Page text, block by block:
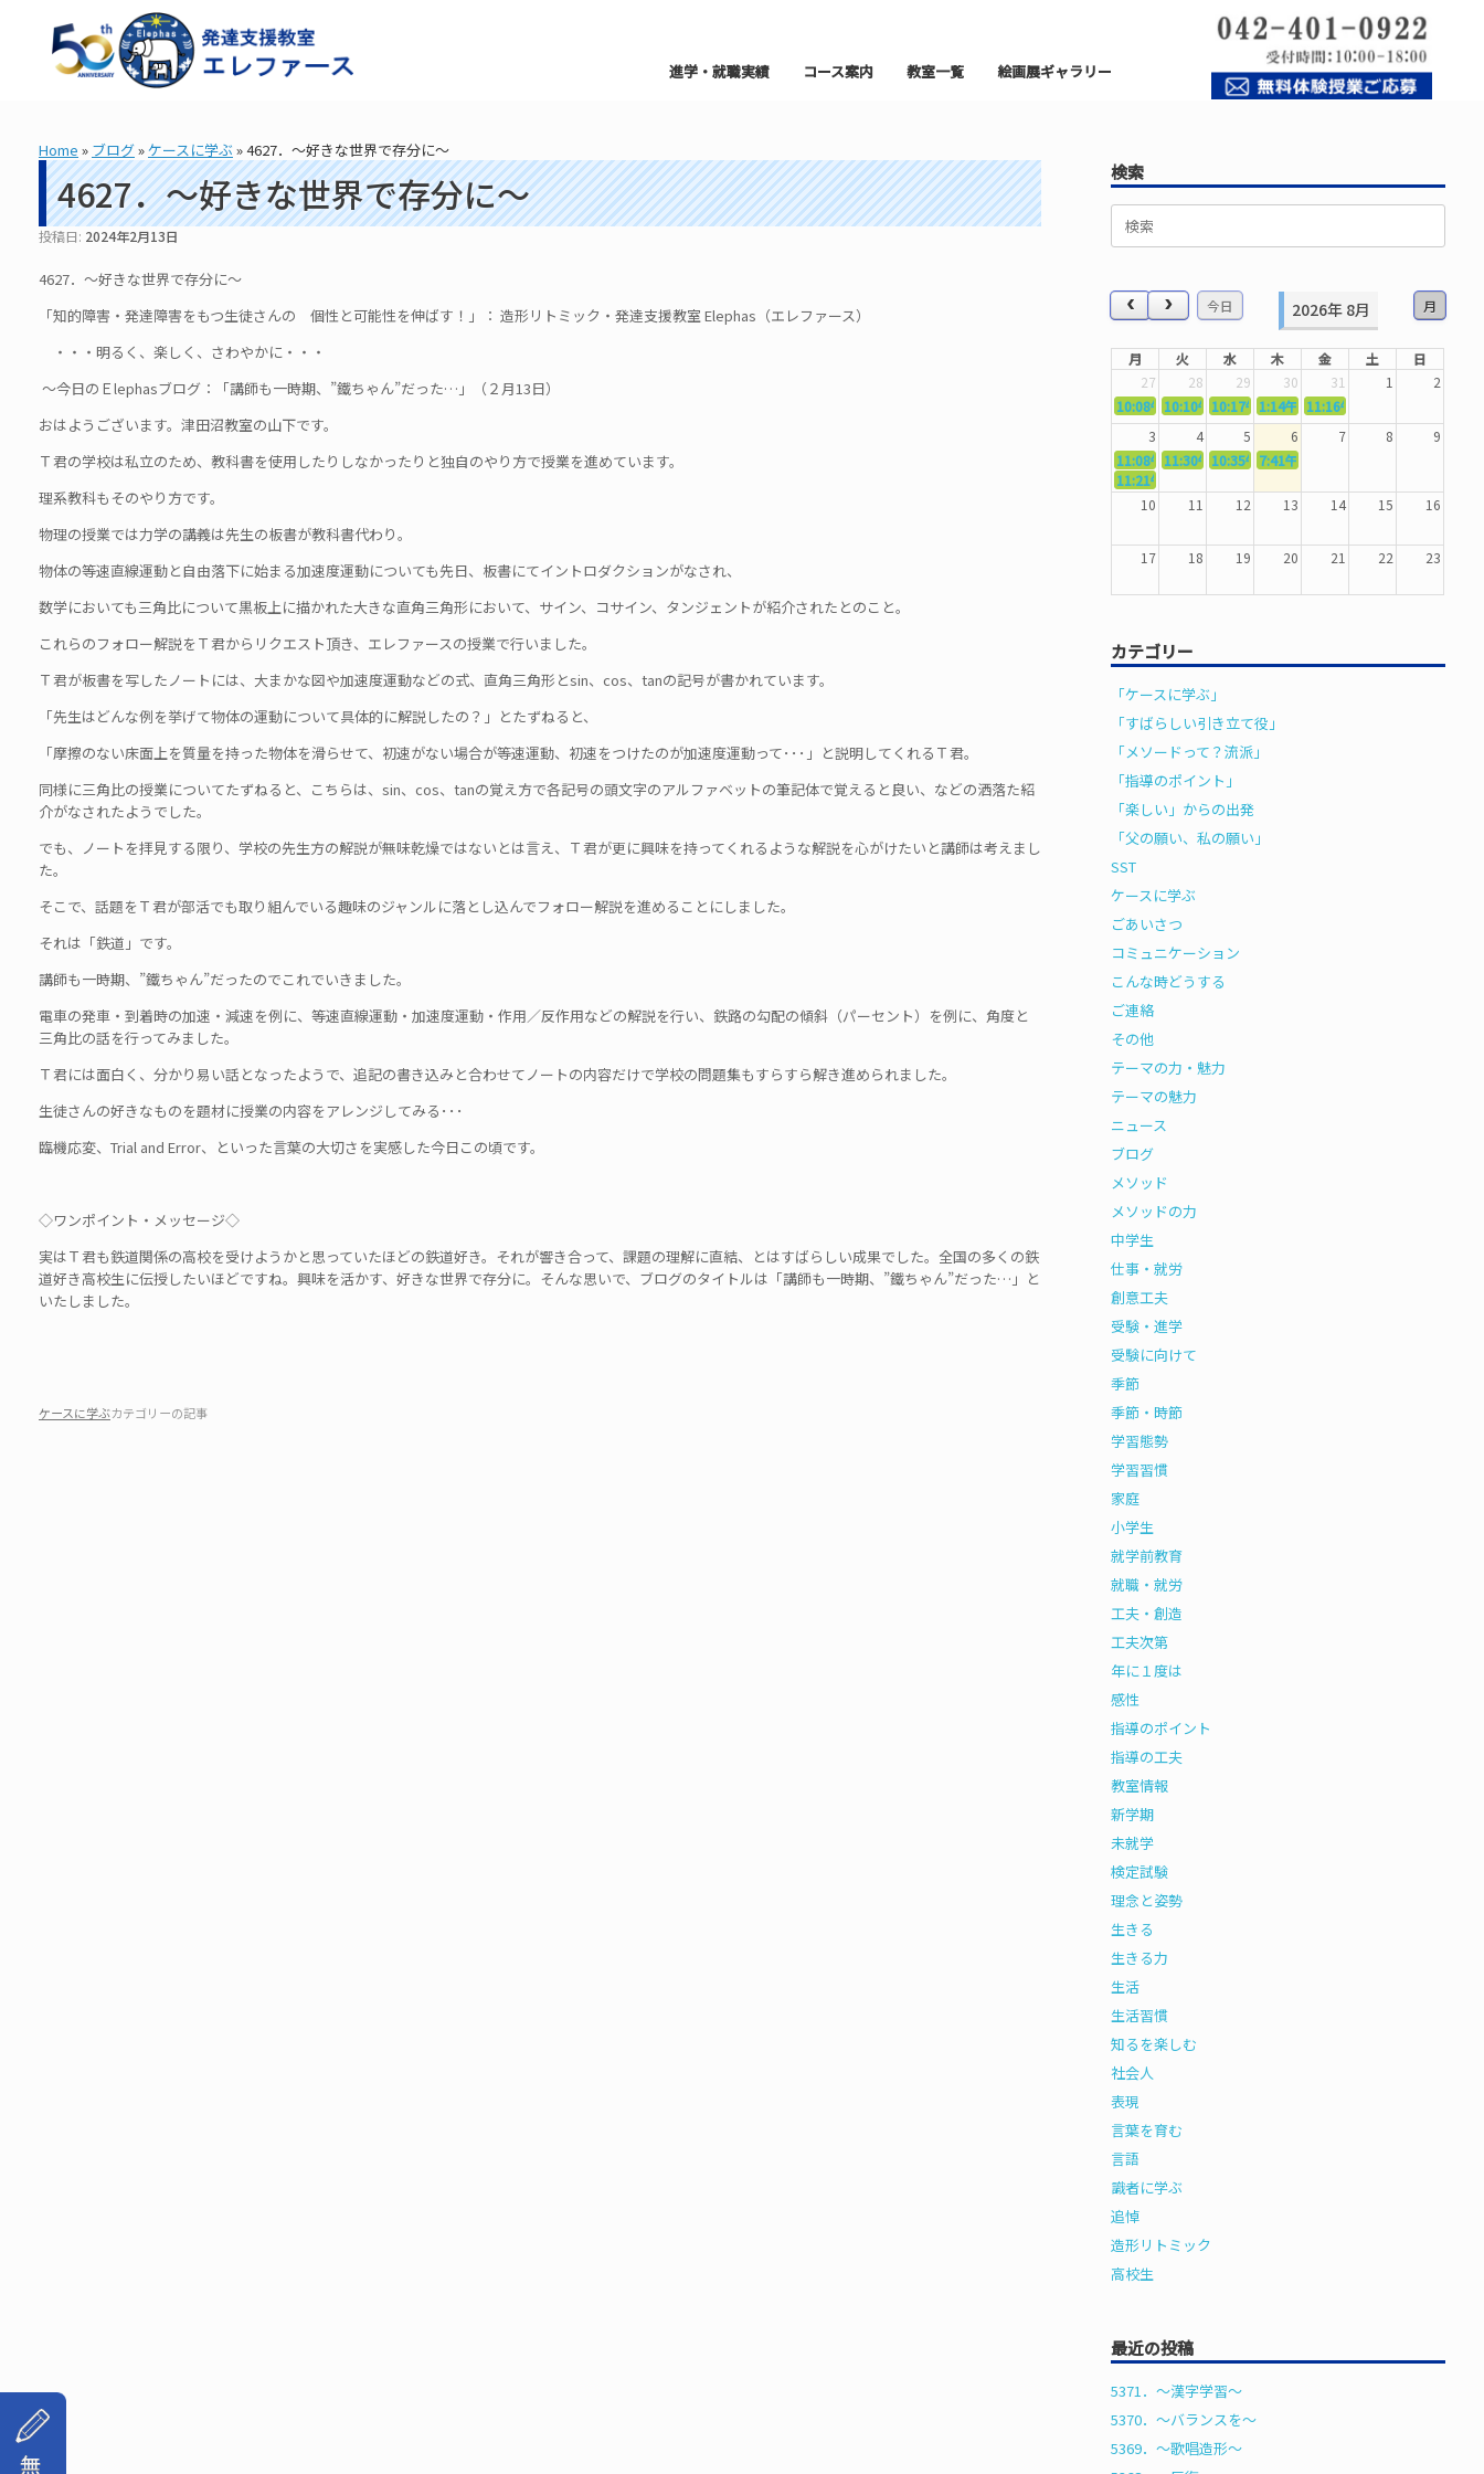
進学・就職実績 コース案内 教室一覧 絵画展ギャラリー
Home » ブログ»ケースに学ぶ »4627．～好きな世界で存分に～
4627．～好きな世界で存分に～
投稿日: 2024年2月13日
4627．～好きな世界で存分に～
「知的障害・発達障害をもつ生徒さんの 個性と可能性を伸ばす！」： 造形リトミック・発達支援教室 Elephas（エレファース）
・・・明るく、楽しく、さわやかに・・・
～今日のＥlephasブログ：「講師も一時期、”鐵ちゃん”だった…」（２月13日）
おはようございます。津田沼教室の山下です。
Ｔ君の学校は私立のため、教科書を使用したりしなかったりと独自のやり方で授業を進めています。
理系教科もそのやり方です。
物理の授業では力学の講義は先生の板書が教科書代わり。
物体の等速直線運動と自由落下に始まる加速度運動についても先日、板書にてイントロダクションがなされ、
数学においても三角比について黒板上に描かれた大きな直角三角形において、サイン、コサイン、タンジェントが紹介されたとのこと。
これらのフォロー解説をＴ君からリクエスト頂き、エレファースの授業で行いました。
Ｔ君が板書を写したノートには、大まかな図や加速度運動などの式、直角三角形とsin、cos、tanの記号が書かれています。
「先生はどんな例を挙げて物体の運動について具体的に解説したの？」とたずねると、
「摩擦のない床面上を質量を持った物体を滑らせて、初速がない場合が等速運動、初速をつけたのが加速度運動って･･･」と説明してくれるＴ君。
同様に三角比の授業についてたずねると、こちらは、sin、cos、tanの覚え方で各記号の頭文字のアルファベットの筆記体で覚えると良い、などの洒落た紹
介がなされたようでした。
でも、ノートを拝見する限り、学校の先生方の解説が無味乾燥ではないとは言え、Ｔ君が更に興味を持ってくれるような解説を心がけたいと講師は考えまし
た。
そこで、話題をＴ君が部活でも取り組んでいる趣味のジャンルに落とし込んでフォロー解説を進めることにしました。
それは「鉄道」です。
講師も一時期、”鐵ちゃん”だったのでこれでいきました。
電車の発車・到着時の加速・減速を例に、等速直線運動・加速度運動・作用／反作用などの解説を行い、鉄路の勾配の傾斜（パーセント）を例に、角度と
三角比の話を行ってみました。
Ｔ君には面白く、分かり易い話となったようで、追記の書き込みと合わせてノートの内容だけで学校の問題集もすらすら解き進められました。
生徒さんの好きなものを題材に授業の内容をアレンジしてみる･･･
臨機応変、Trial and Error、といった言葉の大切さを実感した今日この頃です。
◇ワンポイント・メッセージ◇
実はＴ君も鉄道関係の高校を受けようかと思っていたほどの鉄道好き。それが響き合って、課題の理解に直結、とはすばらしい成果でした。全国の多くの鉄
道好き高校生に伝授したいほどですね。興味を活かす、好きな世界で存分に。そんな思いで、ブログのタイトルは「講師も一時期、”鐵ちゃん”だった…」と
いたしました。
ケースに学ぶカテゴリーの記事
検索
検
今日 月
2026年 8月
月 火 水 木 金 土
日
27
28 29 30 31 1
2
10:08午前5362．～国語力を〜
10:10午前5363．～自信を〜
10:17午前5364．～信じて待つ〜
1:14午後5365．～計画的に〜
11:16午前
3
4 5 6 7 8
9
11:08午前5367．～機能を育てる〜
11:30午前5369．～歌唱造形〜
10:35午前5370．～バランスを〜
7:41午前
11:21午前
10
11 12 13 14 15 16
17 18 19 20 21 22 23
31 1 2 3 4 5 6
カテゴリー
「ケースに学ぶ」
「すばらしい引き立て役」
「メソードって？流派」
「指導のポイント」
「楽しい」からの出発
「父の願い、私の願い」
SST
ケースに学ぶ
ごあいさつ
コミュニケーション
こんな時どうする
ご連絡
その他
テーマの力・魅力
テーマの魅力
ニュース
ブログ
メソッド
メソッドの力
中学生
仕事・就労
創意工夫
受験・進学
受験に向けて
季節
季節・時節
学習態勢
学習習慣
家庭
小学生
就学前教育
就職・就労
工夫・創造
工夫次第
年に１度は
感性
指導のポイント
指導の工夫
教室情報
新学期
未就学
検定試験
理念と姿勢
生きる
生きる力
生活
生活習慣
知るを楽しむ
社会人
表現
言葉を育む
言語
識者に学ぶ
追悼
造形リトミック
高校生
最近の投稿
5371．～漢字学習〜
5370．～バランスを〜
5369．～歌唱造形〜